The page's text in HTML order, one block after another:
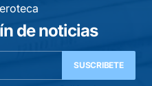
de noticias
SUSCRIBETE